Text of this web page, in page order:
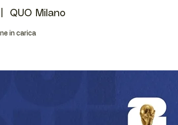
QUO Milano
in carica